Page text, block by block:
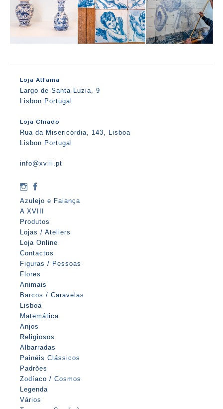
Loja Alfama
Largo de Santa Luzia, 9
Lisbon Portugal
Loja Chiado
Rua da Misericórdia, 143, Lisboa
Lisbon Portugal
info@xviii.pt
Azulejo e Faiança
A XVIII
Produtos
Lojas / Ateliers
Loja Online
Contactos
Figuras / Pessoas
Flores
Animais
Barcos / Caravelas
Lisboa
Matemática
Anjos
Religiosos
Albarradas
Painéis Clássicos
Padrões
Zodíaco / Cosmos
Legenda
Vários